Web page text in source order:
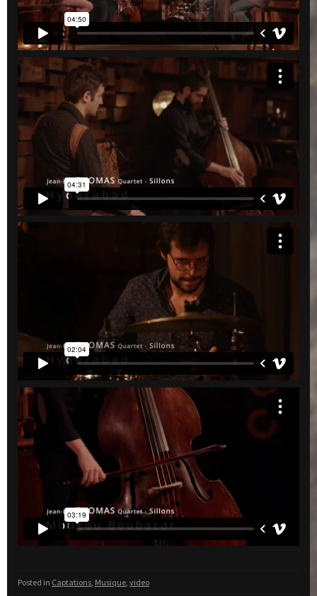
Posted in Captations, Musique, video